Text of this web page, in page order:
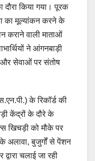
दौरा किया गया। पूरक
का मूल्यांकन करने के
कराने वाली माताओं
ने आंगनबाड़ी
और सेवाओं पर संतोष
के रिकॉर्ड की
केंद्रों के दौरे के
खिचड़ी को मौके पर
अलावा, बुजुर्गों से पेंशन
चलाई जा रही